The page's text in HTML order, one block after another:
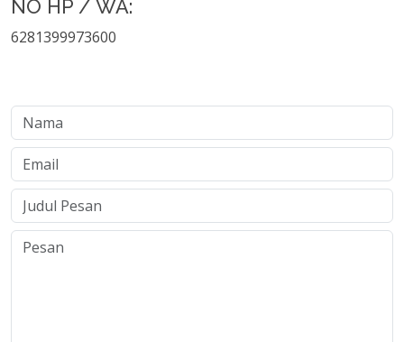
NO HP / WA:
6281399973600